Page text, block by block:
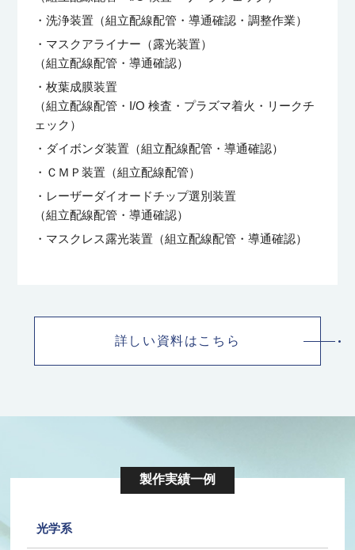
・洗浄装置（組立配線配管・導通確認・調整作業）
・マスクアライナー（露光装置）
（組立配線配管・導通確認）
・枚葉成膜装置
（組立配線配管・I/O 検査・プラズマ着火・リークチ
ェック）
・ダイボンダ装置（組立配線配管・導通確認）
・ＣＭＰ装置（組立配線配管）
・レーザーダイオードチップ選別装置
（組立配線配管・導通確認）
・マスクレス露光装置（組立配線配管・導通確認）
詳しい資料はこちら
製作実績一例
光学系